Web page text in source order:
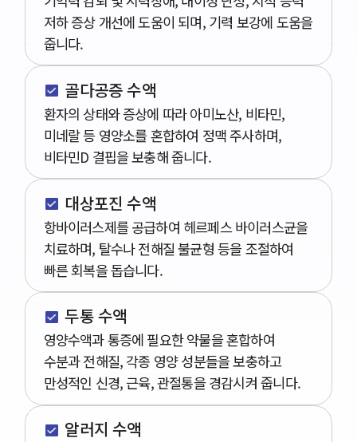
저하 증상 개선에 도움이 되며, 기력 보강에 도움을
줍니다.
골다공증 수액
환자의 상태와 증상에 따라 아미노산, 비타민,
미네랄 등 영양소를 혼합하여 정맥 주사하며,
비타민D 결핍을 보충해 줍니다.
대상포진 수액
항바이러스제를 공급하여 헤르페스 바이러스균을
치료하며, 탈수나 전해질 불균형 등을 조절하여
빠른 회복을 돕습니다.
두통 수액
영양수액과 통증에 필요한 약물을 혼합하여
수분과 전해질, 각종 영양 성분들을 보충하고
만성적인 신경, 근육, 관절통을 경감시켜 줍니다.
알러지 수액